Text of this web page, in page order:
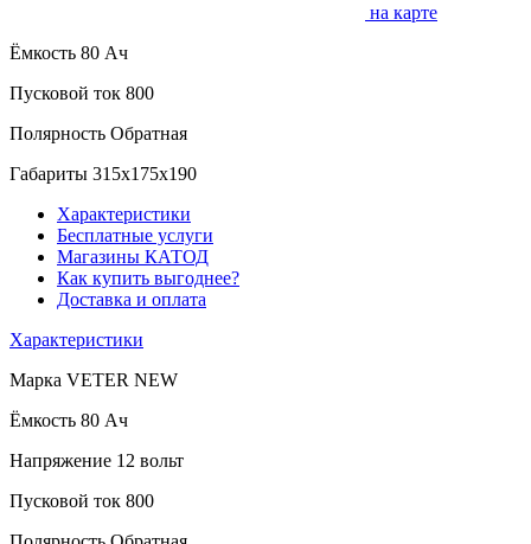
на карте
Ёмкость 80 Ач
Пусковой ток 800
Полярность Обратная
Габариты 315x175x190
Характеристики
Бесплатные услуги
Магазины КАТОД
Как купить выгоднее?
Доставка и оплата
Характеристики
Марка VETER NEW
Ёмкость 80 Ач
Напряжение 12 вольт
Пусковой ток 800